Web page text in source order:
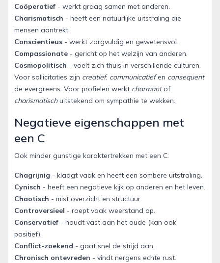
Coöperatief - werkt graag samen met anderen.
Charismatisch - heeft een natuurlijke uitstraling die
mensen aantrekt.
Conscientieus - werkt zorgvuldig en gewetensvol.
Compassionate - gericht op het welzijn van anderen.
Cosmopolitisch - voelt zich thuis in verschillende culturen.
Voor sollicitaties zijn creatief, communicatiefen consequent
de evergreens. Voor profielen werkt charmantof
charismatischuitstekend om sympathie te wekken.
Negatieve eigenschappen met
een C
Ook minder gunstige karaktertrekken met een C:
Chagrijnig - klaagt vaak en heeft een sombere uitstraling.
Cynisch - heeft een negatieve kijk op anderen en het leven.
Chaotisch - mist overzicht en structuur.
Controversieel - roept vaak weerstand op.
Conservatief - houdt vast aan het oude (kan ook
positief).
Conflict-zoekend - gaat snel de strijd aan.
Chronisch ontevreden - vindt nergens echte rust.